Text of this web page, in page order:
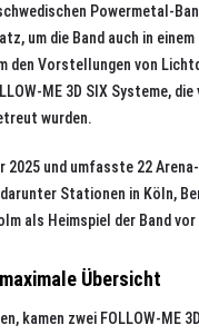
Powermetal-
um die Band auch in
den Vorstellungen von
ME 3D SIX Systeme,
wurden.
2025 und umfasste 22
Stationen in Köln,
als Heimspiel der Band
Übersicht
kamen zwei FOLLOW-ME